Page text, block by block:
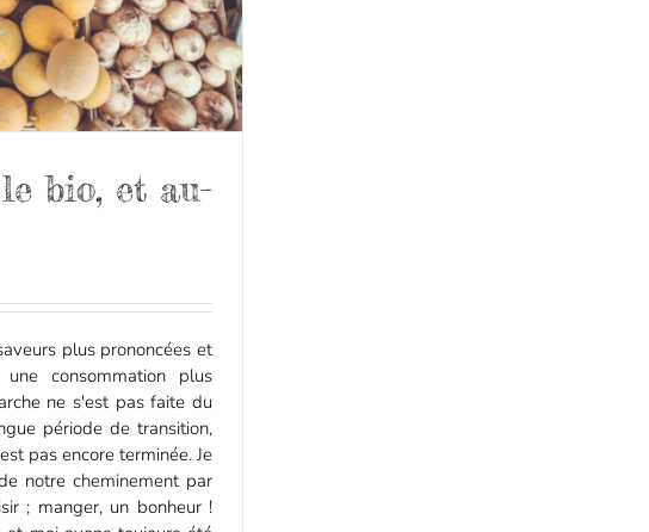
bio, et au-
plus prononcées et
consommation plus
ne s'est pas faite du
période de transition,
pas encore terminée. Je
notre cheminement par
; manger, un bonheur !